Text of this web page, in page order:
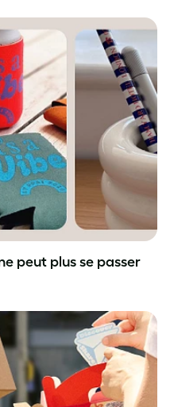
peut plus se passer